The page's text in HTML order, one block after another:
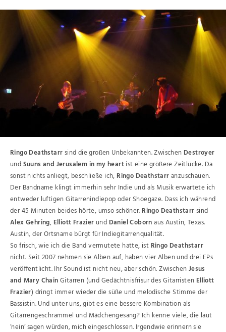
Ringo Deathstarrsind die großen Unbekannten. Zwischen Destroyer
undSuuns and Jerusalem in my heartist eine größere Zeitlücke. Da
sonst nichts anliegt, beschließe ich, Ringo Deathstarranzuschauen.
Der Bandname klingt immerhin sehr Indie und als Musik erwartete ich
entweder luftigen Gitarrenindiepop oder Shoegaze. Dass ich während
der 45 Minuten beides hörte, umso schöner. Ringo Deathstarrsind
Alex Gehring, Elliott Frazier und Daniel Cobornaus Austin, Texas.
Austin, der Ortsname bürgt für Indiegitarrenqualität.
So frisch, wie ich die Band vermutete hatte, ist Ringo Deathstarr
nicht. Seit 2007 nehmen sie Alben auf, haben vier Alben und drei EPs
veröffentlicht. Ihr Sound ist nicht neu, aber schön. ZwischenJesus
and Mary ChainGitarren (und Gedächtnisfrisur des Gitarristen Elliott
Frazier) dringt immer wieder die süße und melodische Stimme der
Bassistin. Und unter uns, gibt es eine bessere Kombination als
Gitarrengeschrammel und Mädchengesang? Ich kenne viele, die laut
‘nein‘ sagen würden, mich eingeschlossen. Irgendwie erinnern sie